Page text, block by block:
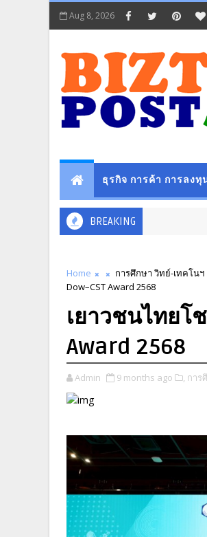
Aug 8, 2026
ธุรกิจ การค้า การลงทุ
BREAKING
Home การศึกษา วิทย์-เทคโนฯ
Dow–CST Award 2568
เยาวชนไทยโ
Award 2568
Admin 9 months ago ​, การ